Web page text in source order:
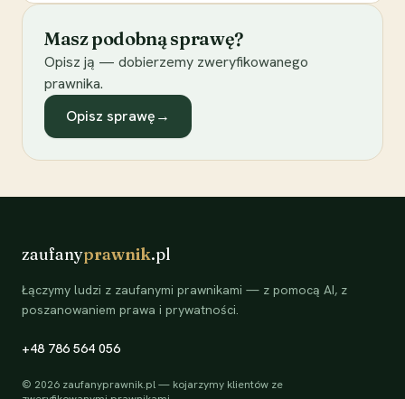
Masz podobną sprawę?
Opisz ją — dobierzemy zweryfikowanego
prawnika.
Opisz sprawę→
zaufanyprawnik.pl
Łączymy ludzi z zaufanymi prawnikami — z pomocą AI, z
poszanowaniem prawa i prywatności.
+48 786 564 056
© 2026 zaufanyprawnik.pl — kojarzymy klientów ze